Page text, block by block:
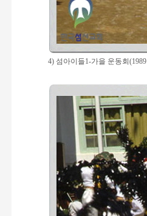
4) 섬아이들1-가을 운동회